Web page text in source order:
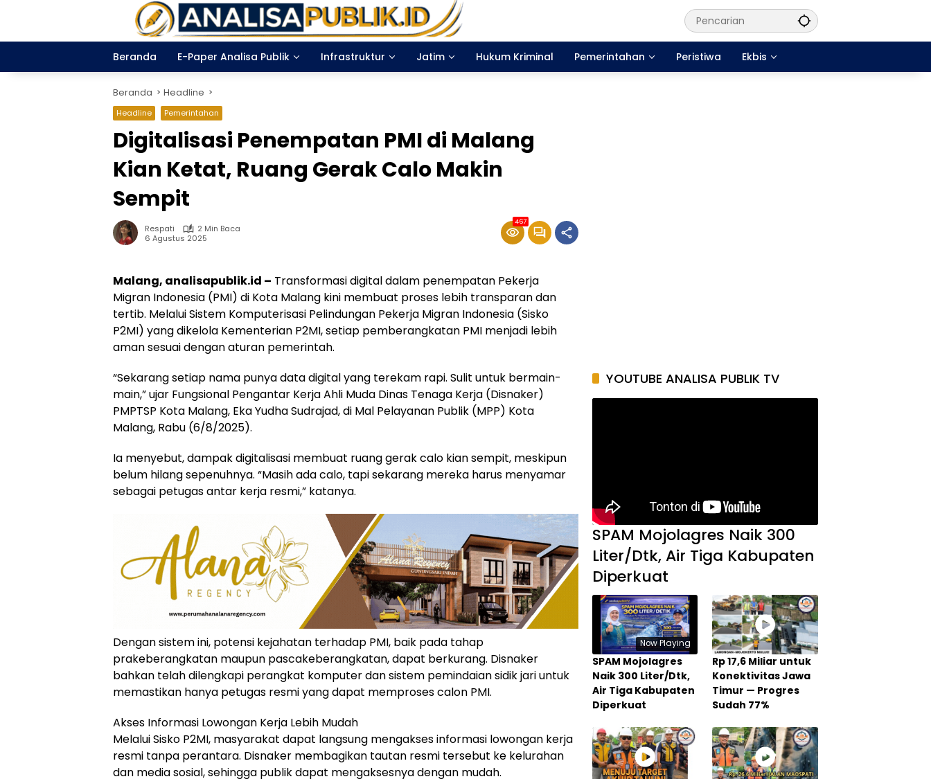
Beranda
E-Paper Analisa Publik Infrastruktur Jatim Hukum Kriminal Pemerintahan Peristiwa Ekbis
Beranda Headline
Headline Pemerintahan
Digitalisasi Penempatan PMI di Malang
Kian Ketat, Ruang Gerak Calo Makin
Sempit
Respati
2 Min Baca
6 Agustus 2025
467
Malang, analisapublik.id – Transformasi digital dalam penempatan Pekerja
Migran Indonesia (PMI) di Kota Malang kini membuat proses lebih transparan dan
tertib. Melalui Sistem Komputerisasi Pelindungan Pekerja Migran Indonesia (Sisko
P2MI) yang dikelola Kementerian P2MI, setiap pemberangkatan PMI menjadi lebih
aman sesuai dengan aturan pemerintah.
“Sekarang setiap nama punya data digital yang terekam rapi. Sulit untuk bermain-
main,” ujar Fungsional Pengantar Kerja Ahli Muda Dinas Tenaga Kerja (Disnaker)
PMPTSP Kota Malang, Eka Yudha Sudrajad, di Mal Pelayanan Publik (MPP) Kota
Malang, Rabu (6/8/2025).
Ia menyebut, dampak digitalisasi membuat ruang gerak calo kian sempit, meskipun
belum hilang sepenuhnya. “Masih ada calo, tapi sekarang mereka harus menyamar
sebagai petugas antar kerja resmi,” katanya.
Dengan sistem ini, potensi kejahatan terhadap PMI, baik pada tahap
prakeberangkatan maupun pascakeberangkatan, dapat berkurang. Disnaker
bahkan telah dilengkapi perangkat komputer dan sistem pemindaian sidik jari untuk
memastikan hanya petugas resmi yang dapat memproses calon PMI.
Akses Informasi Lowongan Kerja Lebih Mudah
Melalui Sisko P2MI, masyarakat dapat langsung mengakses informasi lowongan kerja
resmi tanpa perantara. Disnaker membagikan tautan resmi tersebut ke kelurahan
dan media sosial, sehingga publik dapat mengaksesnya dengan mudah.
YOUTUBE ANALISA PUBLIK TV
SPAM Mojolagres Naik 300
Liter/Dtk, Air Tiga Kabupaten
Diperkuat
Now Playing
SPAM Mojolagres
Naik 300 Liter/Dtk,
Air Tiga Kabupaten
Diperkuat
Rp 17,6 Miliar untuk
Konektivitas Jawa
Timur — Progres
Sudah 77%